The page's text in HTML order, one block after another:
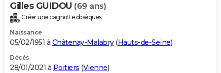
Gilles GUIDOU (69 ans)
Créer une cagnotte obsèques
Naissance
05/02/1951 à Châtenay-Malabry(Hauts-de-Seine)
Décès
28/01/2021 à Poitiers (Vienne)